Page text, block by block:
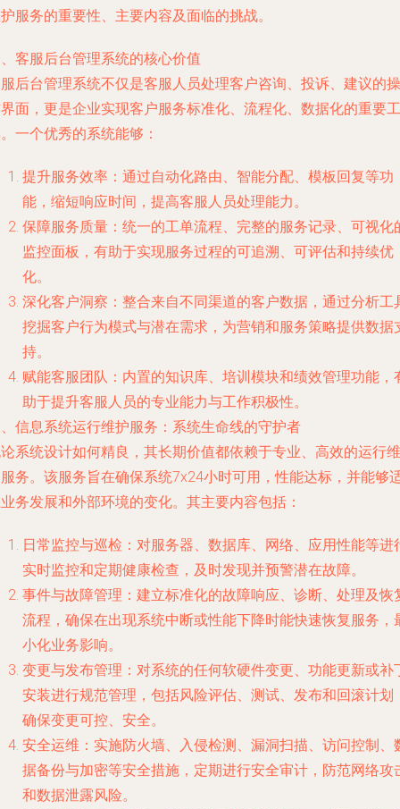
服务的重要性、主要内容及面临的挑战。
客服后台管理系统的核心价值
后台管理系统不仅是客服人员处理客户咨询、投诉、建议的操
面，更是企业实现客户服务标准化、流程化、数据化的重要工
一个优秀的系统能够：
提升服务效率：通过自动化路由、智能分配、模板回复等功
能，缩短响应时间，提高客服人员处理能力。
保障服务质量：统一的工单流程、完整的服务记录、可视化
监控面板，有助于实现服务过程的可追溯、可评估和持续优
化。
深化客户洞察：整合来自不同渠道的客户数据，通过分析工
挖掘客户行为模式与潜在需求，为营销和服务策略提供数据
持。
赋能客服团队：内置的知识库、培训模块和绩效管理功能，
助于提升客服人员的专业能力与工作积极性。
信息系统运行维护服务：系统生命线的守护者
系统设计如何精良，其长期价值都依赖于专业、高效的运行维
务。该服务旨在确保系统7x24小时可用，性能达标，并能够
务发展和外部环境的变化。其主要内容包括：
日常监控与巡检：对服务器、数据库、网络、应用性能等进
实时监控和定期健康检查，及时发现并预警潜在故障。
事件与故障管理：建立标准化的故障响应、诊断、处理及恢
流程，确保在出现系统中断或性能下降时能快速恢复服务，
小化业务影响。
变更与发布管理：对系统的任何软硬件变更、功能更新或补
安装进行规范管理，包括风险评估、测试、发布和回滚计划
确保变更可控、安全。
安全运维：实施防火墙、入侵检测、漏洞扫描、访问控制、
据备份与加密等安全措施，定期进行安全审计，防范网络攻
和数据泄露风险。